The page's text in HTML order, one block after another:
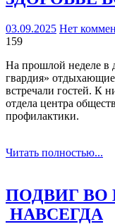
03.09.2025 Нет
159
На прошлой неделе в
гвардия» отдыхающие
встречали гостей. К
отдела центра
профилактики.
Читать полностью...
ПОДВИГ
­ НАВСЕГДА